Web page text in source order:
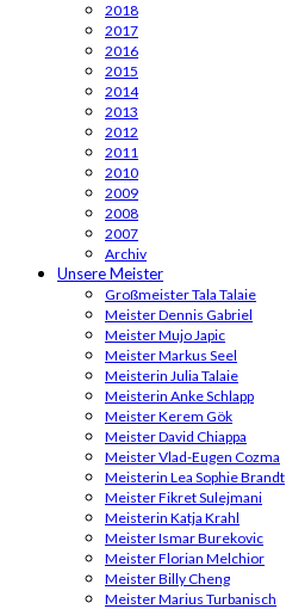
2018
2017
2016
2015
2014
2013
2012
2011
2010
2009
2008
2007
Archiv
Unsere Meister
Großmeister Tala Talaie
Meister Dennis Gabriel
Meister Mujo Japic
Meister Markus Seel
Meisterin Julia Talaie
Meisterin Anke Schlapp
Meister Kerem Gök
Meister David Chiappa
Meister Vlad-Eugen Cozma
Meisterin Lea Sophie Brandt
Meister Fikret Sulejmani
Meisterin Katja Krahl
Meister Ismar Burekovic
Meister Florian Melchior
Meister Billy Cheng
Meister Marius Turbanisch